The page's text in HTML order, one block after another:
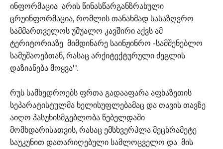
ინფორმაცია არის წინასწარგანზრახული
ცრუინფორმაცია, რომლის თანახმად სასაზღვრო
სამმართველოს უშუალო კავშირი აქვს ამ
ტერიტორიაზე მიმდინარე საინჟინრო -სამშენებლო
სამუშაოებთან, რასაც არქიტექტურული ძეგლის
დაზიანება მოყვა''.
რუს სამხედროებს ფრთა გადააფარა აფხაზეთის
სეპარატისტულმა ხელისუფლებამაც და თავის თავზე
აიღო პასუხისმგებლობა წებელდაში
მომხდარისათვის, რასაც ემსხვერპლა მეცხრამეტე
საუკუნით დათარიღებული სამლოცველო და მის